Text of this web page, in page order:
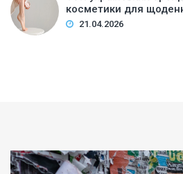
косметики для
21.04.2026